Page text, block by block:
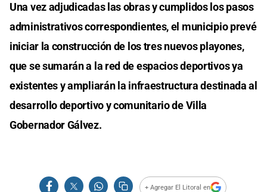
Una vez adjudicadas las obras y cumplidos los pasos
administrativos correspondientes, el municipio prevé
iniciar la construcción de los tres nuevos playones,
que se sumarán a la red de espacios deportivos ya
existentes y ampliarán la infraestructura destinada al
desarrollo deportivo y comunitario de Villa
Gobernador Gálvez.
+ Agregar El Litoral en